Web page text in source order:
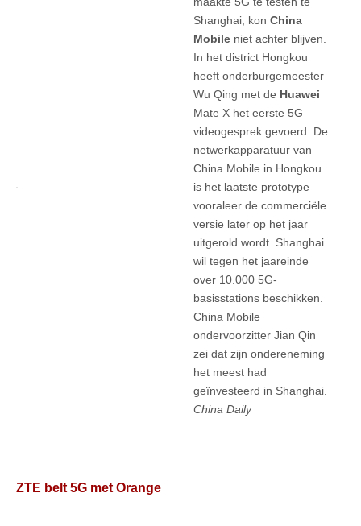
Shanghai, konChina
Mobile niet achter blijven.
In het district Hongkou
heeft onderburgemeester
Wu Qing met de Huawei
Mate X het eerste 5G
videogesprek gevoerd. De
netwerkapparatuur van
China Mobile in Hongkou
is het laatste prototype
vooraleer de commerciële
versie later op het jaar
uitgerold wordt. Shanghai
wil tegen het jaareinde
over 10.000 5G-
basisstations beschikken.
China Mobile
ondervoorzitter Jian Qin
zei dat zijn ondereneming
het meest had
geïnvesteerd in Shanghai.
China Daily
ZTE belt 5G met Orange